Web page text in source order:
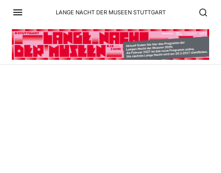
LANGE NACHT DER MUSEEN STUTTGART